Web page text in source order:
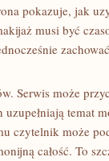
pokazuje, jak
musi być
Serwis może
uzupełniają temat
czytelnik może
całość. To